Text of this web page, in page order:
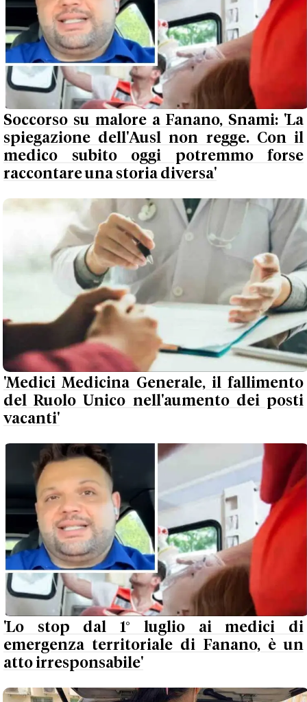
Soccorso su malore a Fanano, Snami: 'La
spiegazione dell'Ausl non regge. Con il
medico subito oggi potremmo forse
raccontare una storia diversa'
'Medici Medicina Generale, il fallimento
del Ruolo Unico nell'aumento dei posti
vacanti'
'Lo stop dal 1° luglio ai medici di
emergenza territoriale di Fanano, è un
atto irresponsabile'